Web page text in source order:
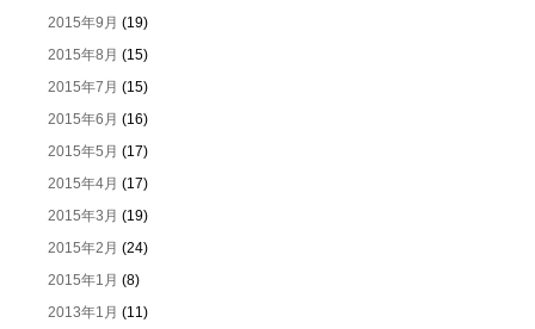
2015年9月 (19)
2015年8月 (15)
2015年7月 (15)
2015年6月 (16)
2015年5月 (17)
2015年4月 (17)
2015年3月 (19)
2015年2月 (24)
2015年1月 (8)
2013年1月 (11)